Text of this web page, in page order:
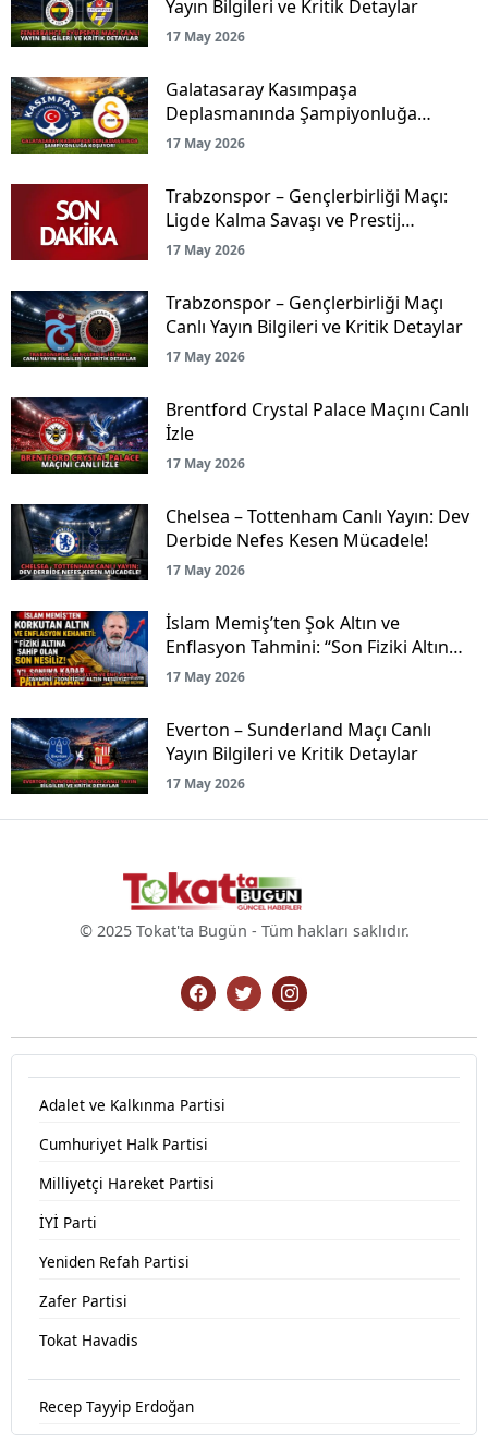
Yayın Bilgileri ve Kritik Detaylar
17 May 2026
Galatasaray Kasımpaşa
Deplasmanında Şampiyonluğa
Koşuyor!
17 May 2026
Trabzonspor – Gençlerbirliği Maçı:
Ligde Kalma Savaşı ve Prestij
Mücadelesi Canlı Yayınla Ekranlarda!
17 May 2026
Trabzonspor – Gençlerbirliği Maçı
Canlı Yayın Bilgileri ve Kritik Detaylar
17 May 2026
Brentford Crystal Palace Maçını Canlı
İzle
17 May 2026
Chelsea – Tottenham Canlı Yayın: Dev
Derbide Nefes Kesen Mücadele!
17 May 2026
İslam Memiş’ten Şok Altın ve
Enflasyon Tahmini: “Son Fiziki Altın
Nesliyiz!”
17 May 2026
Everton – Sunderland Maçı Canlı
Yayın Bilgileri ve Kritik Detaylar
17 May 2026
© 2025 Tokat'ta Bugün - Tüm hakları saklıdır.
Adalet ve Kalkınma Partisi
Cumhuriyet Halk Partisi
Milliyetçi Hareket Partisi
İYİ Parti
Yeniden Refah Partisi
Zafer Partisi
Tokat Havadis
Recep Tayyip Erdoğan